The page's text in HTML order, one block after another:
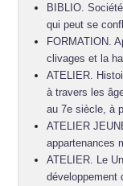
BIBLIO.
qui peut se
FORMATION.
clivages et la
ATELIER.
à travers les
au 7e siècle, à
ATELIER
appartenances
ATELIER. Le
développement